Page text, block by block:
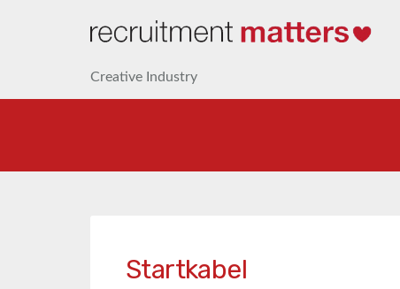
Creative Industry
Startkabel